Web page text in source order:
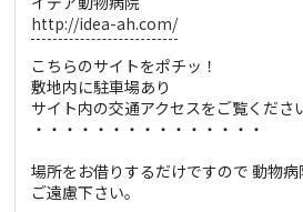
http://idea-ah.com/
こちらのサイトをポチッ！
敷地内に駐車場あり
サイト内の交通アクセスをご覧くださ
・・・・・・・・・・・・・・・
場所をお借りするだけですので 動物
ご遠慮下さい。